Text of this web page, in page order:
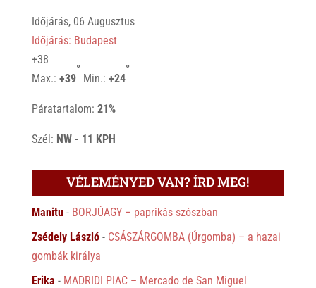
Időjárás, 06 Augusztus
Időjárás: Budapest
+38
Max.: +39
°
Min.: +24
°
Páratartalom: 21%
Szél: NW - 11 KPH
VÉLEMÉNYED VAN? ÍRD MEG!
Manitu- BORJÚAGY – paprikás szószban
Zsédely László- CSÁSZÁRGOMBA (Úrgomba) – a hazai
gombák királya
Erika - MADRIDI PIAC – Mercado de San Miguel